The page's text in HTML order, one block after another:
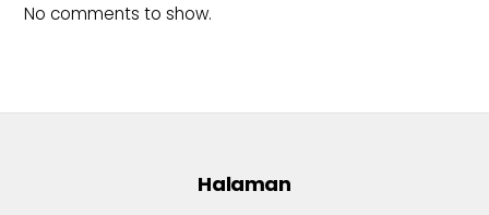
No comments to show.
Halaman